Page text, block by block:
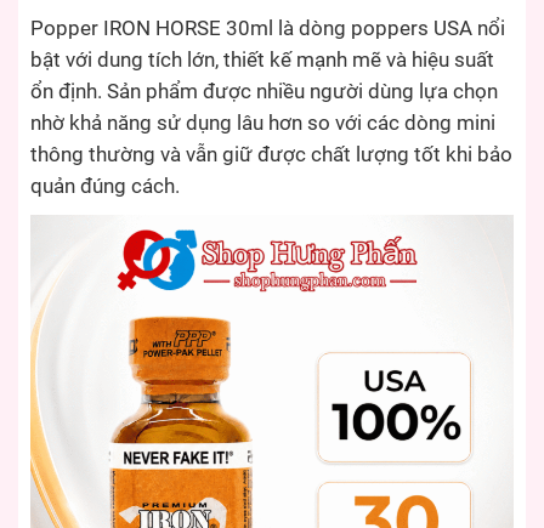
Popper IRON HORSE 30ml là dòng poppers USA nổi
bật với dung tích lớn, thiết kế mạnh mẽ và hiệu suất
ổn định. Sản phẩm được nhiều người dùng lựa chọn
nhờ khả năng sử dụng lâu hơn so với các dòng mini
thông thường và vẫn giữ được chất lượng tốt khi bảo
quản đúng cách.